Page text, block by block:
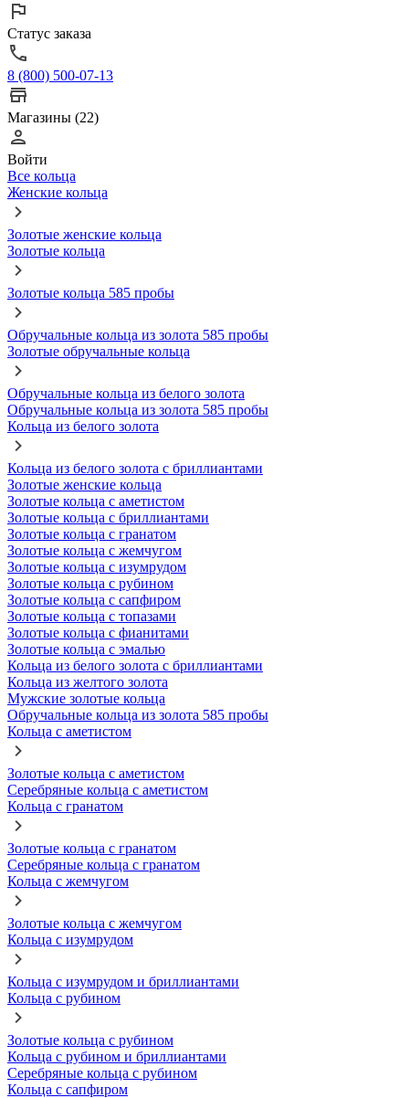
Статус заказа
8 (800) 500-07-13
Магазины (22)
Войти
Все кольца
Женские кольца
Золотые женские кольца
Золотые кольца
Золотые кольца 585 пробы
Обручальные кольца из золота 585 пробы
Золотые обручальные кольца
Обручальные кольца из белого золота
Обручальные кольца из золота 585 пробы
Кольца из белого золота
Кольца из белого золота с бриллиантами
Золотые женские кольца
Золотые кольца с аметистом
Золотые кольца с бриллиантами
Золотые кольца с гранатом
Золотые кольца с жемчугом
Золотые кольца с изумрудом
Золотые кольца с рубином
Золотые кольца с сапфиром
Золотые кольца с топазами
Золотые кольца с фианитами
Золотые кольца с эмалью
Кольца из белого золота с бриллиантами
Кольца из желтого золота
Мужские золотые кольца
Обручальные кольца из золота 585 пробы
Кольца с аметистом
Золотые кольца с аметистом
Серебряные кольца с аметистом
Кольца с гранатом
Золотые кольца с гранатом
Серебряные кольца с гранатом
Кольца с жемчугом
Золотые кольца с жемчугом
Кольца с изумрудом
Кольца с изумрудом и бриллиантами
Кольца с рубином
Золотые кольца с рубином
Кольца с рубином и бриллиантами
Серебряные кольца с рубином
Кольца с сапфиром